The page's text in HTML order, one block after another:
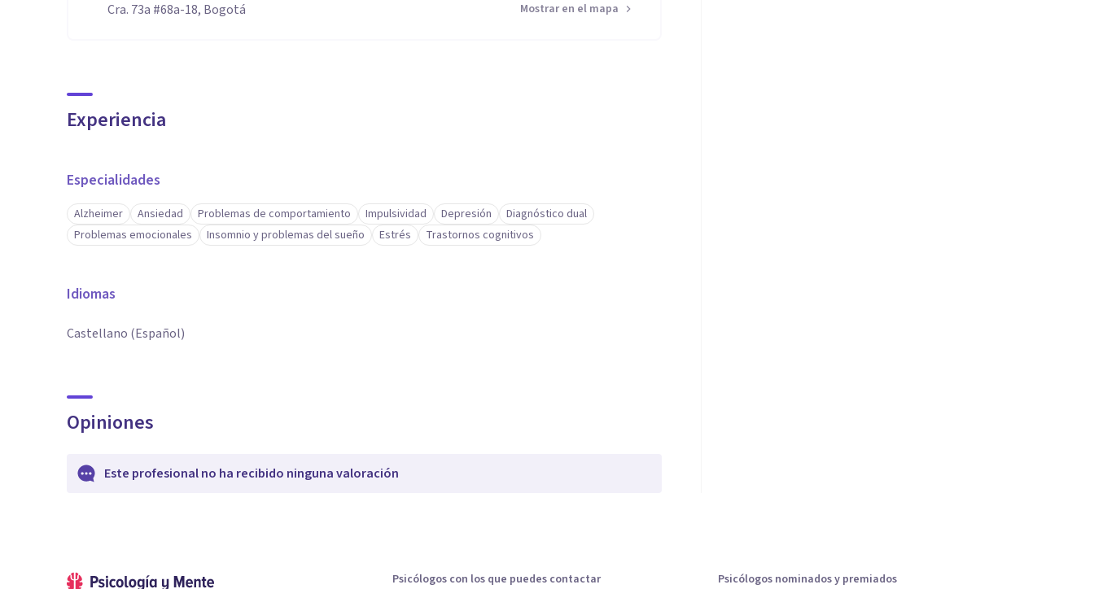
Cra. 73a #68a-18, Bogotá
Mostrar en el mapa
Experiencia
Especialidades
Alzheimer Ansiedad Problemas de comportamiento Impulsividad Depresión
Diagnóstico dual
Problemas emocionales
Insomnio y problemas del sueño Estrés Trastornos cognitivos
Idiomas
Castellano (Español)
Opiniones
Este profesional no ha recibido ninguna valoración
Psicólogos con los que puedes contactar Psicólogos nominados y premiados